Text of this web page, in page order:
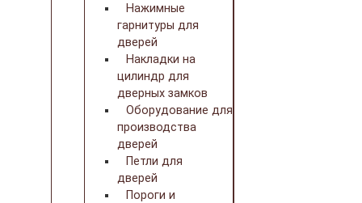
Нажимные
гарнитуры для
дверей
Накладки на
цилиндр для
дверных замков
Оборудование для
производства
дверей
Петли для
дверей
Пороги и